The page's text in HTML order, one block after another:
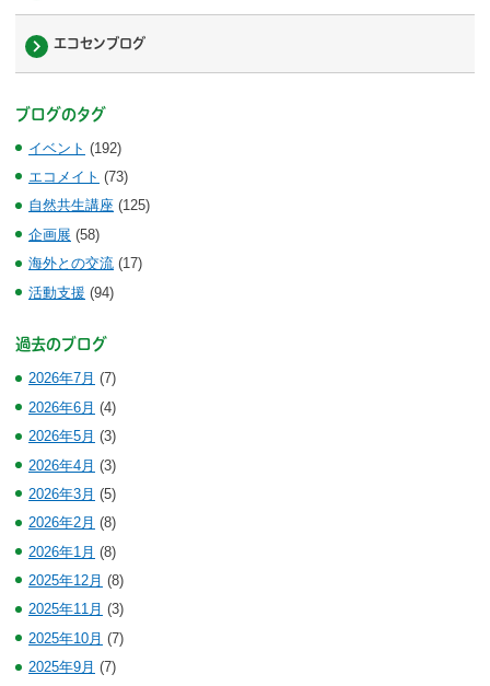
エコセンブログ
ブログのタグ
イベント (192)
エコメイト (73)
自然共生講座 (125)
企画展 (58)
海外との交流 (17)
活動支援 (94)
過去のブログ
2026年7月 (7)
2026年6月 (4)
2026年5月 (3)
2026年4月 (3)
2026年3月 (5)
2026年2月 (8)
2026年1月 (8)
2025年12月 (8)
2025年11月 (3)
2025年10月 (7)
2025年9月 (7)